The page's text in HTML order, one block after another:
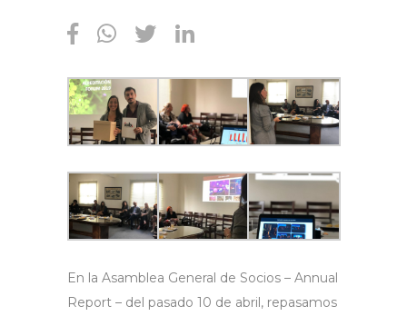
En la Asamblea General de Socios – Annual
Report – del pasado 10 de abril, repasamos